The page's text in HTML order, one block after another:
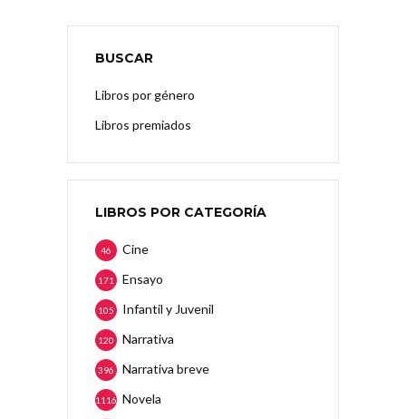
BUSCAR
Libros por género
Libros premiados
LIBROS POR CATEGORÍA
Cine
46
Ensayo
171
Infantil y Juvenil
105
Narrativa
120
Narrativa breve
396
Novela
1116